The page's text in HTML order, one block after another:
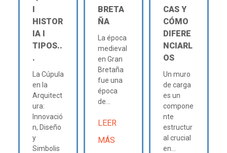
Ι
HISTOR
IA Ι
TIPOS..
.
La Cúpula
en la
Arquitect
ura:
Innovació
n, Diseño
y
Simbolis
BRETA
ÑA
La época
medieval
en Gran
Bretaña
fue una
época
de...
LEER
MÁS
CAS Y
CÓMO
DIFERE
NCIARL
OS
Un muro
de carga
es un
compone
nte
estructur
al crucial
en...